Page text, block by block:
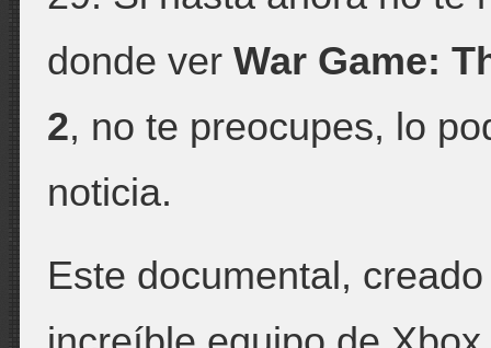
donde ver War Game:
2, no te preocupes, lo
noticia.
Este documental,